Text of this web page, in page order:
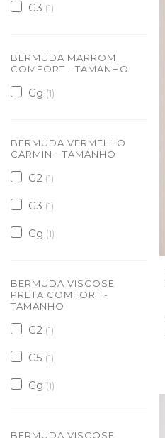
G3 (1)
BERMUDA MARROM
COMFORT - TAMANHO
Gg (1)
BERMUDA VERMELHO
CARMIN - TAMANHO
G2 (1)
G3 (1)
Gg (1)
BERMUDA VISCOSE
PRETA COMFORT -
TAMANHO
G2 (1)
G5 (1)
Gg (1)
BERMUDA VISCOSE